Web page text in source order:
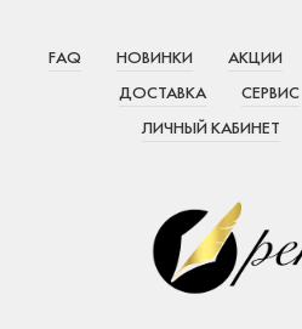
FAQ НОВИНКИ АКЦИИ
ДОСТАВКА
СЕРВИС
ЛИЧНЫЙ КАБИНЕТ